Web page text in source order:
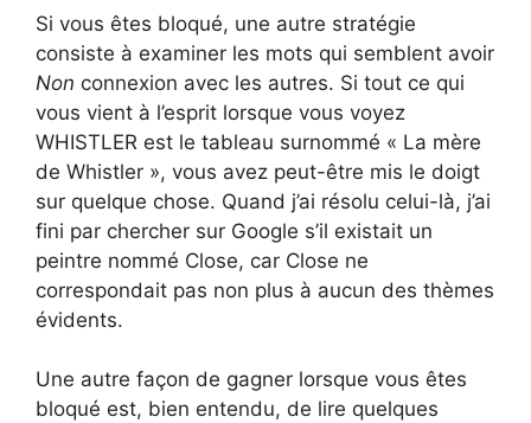
Si vous êtes bloqué, une autre stratégie
consiste à examiner les mots qui semblent avoir
Non connexion avec les autres. Si tout ce qui
vous vient à l’esprit lorsque vous voyez
WHISTLER est le tableau surnommé « La mère
de Whistler », vous avez peut-être mis le doigt
sur quelque chose. Quand j’ai résolu celui-là, j’ai
fini par chercher sur Google s’il existait un
peintre nommé Close, car Close ne
correspondait pas non plus à aucun des thèmes
évidents.
Une autre façon de gagner lorsque vous êtes
bloqué est, bien entendu, de lire quelques